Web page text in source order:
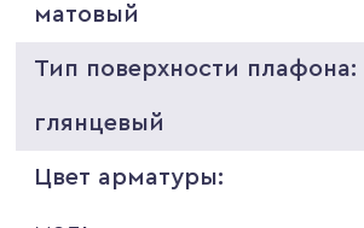
матовый
Тип поверхности плафона:
глянцевый
Цвет арматуры: